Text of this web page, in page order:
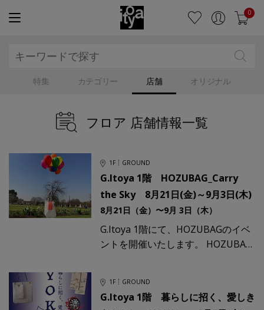
0
特集 カテゴリー 店舗 オリジナル
フロア 店舗情報一覧
1F GROUND
G.Itoya 1階 HOZUBAG_Carry
the Sky 8月21日(金)～9月3日(木)
8月21日（金）〜9月 3日（木）
G.Itoya 1階にて、HOZUBAGのイベ
ントを開催いたします。 HOZUBAG
都・亀岡発
1F GROUND
G.Itoya 1階 暮らしに招く、愛しき